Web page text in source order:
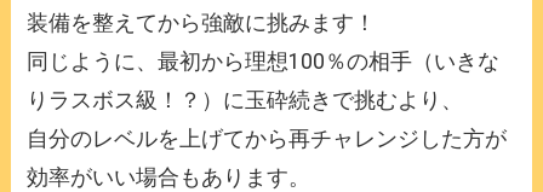
装備を整えてから強敵に挑みます！
同じように、最初から理想100％の相手（いきな
りラスボス級！？）に玉砕続きで挑むより、
自分のレベルを上げてから再チャレンジした方が
効率がいい場合もあります。